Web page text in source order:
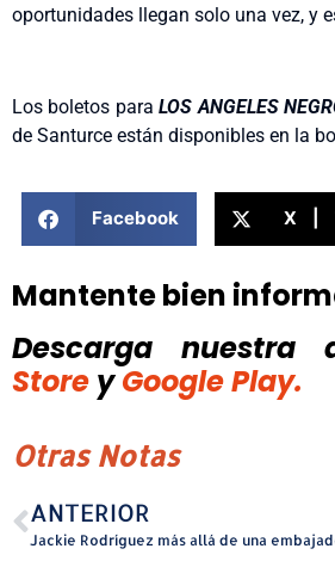
oportunidades llegan solo una vez, y
Los boletos paraLOS ANGELES
de Santurce están disponibles en la
Facebook X |
Mantente bien
Descarga nuestra
Store y Google Play.
Otras Notas
ANTERIOR
Jackie Rodríguez más allá de una